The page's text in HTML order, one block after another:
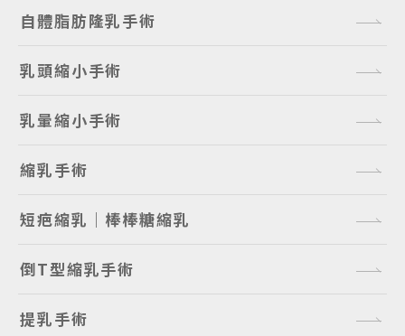
自體脂肪隆乳手術
乳頭縮小手術
乳暈縮小手術
縮乳手術
短疤縮乳｜棒棒糖縮乳
倒T型縮乳手術
提乳手術